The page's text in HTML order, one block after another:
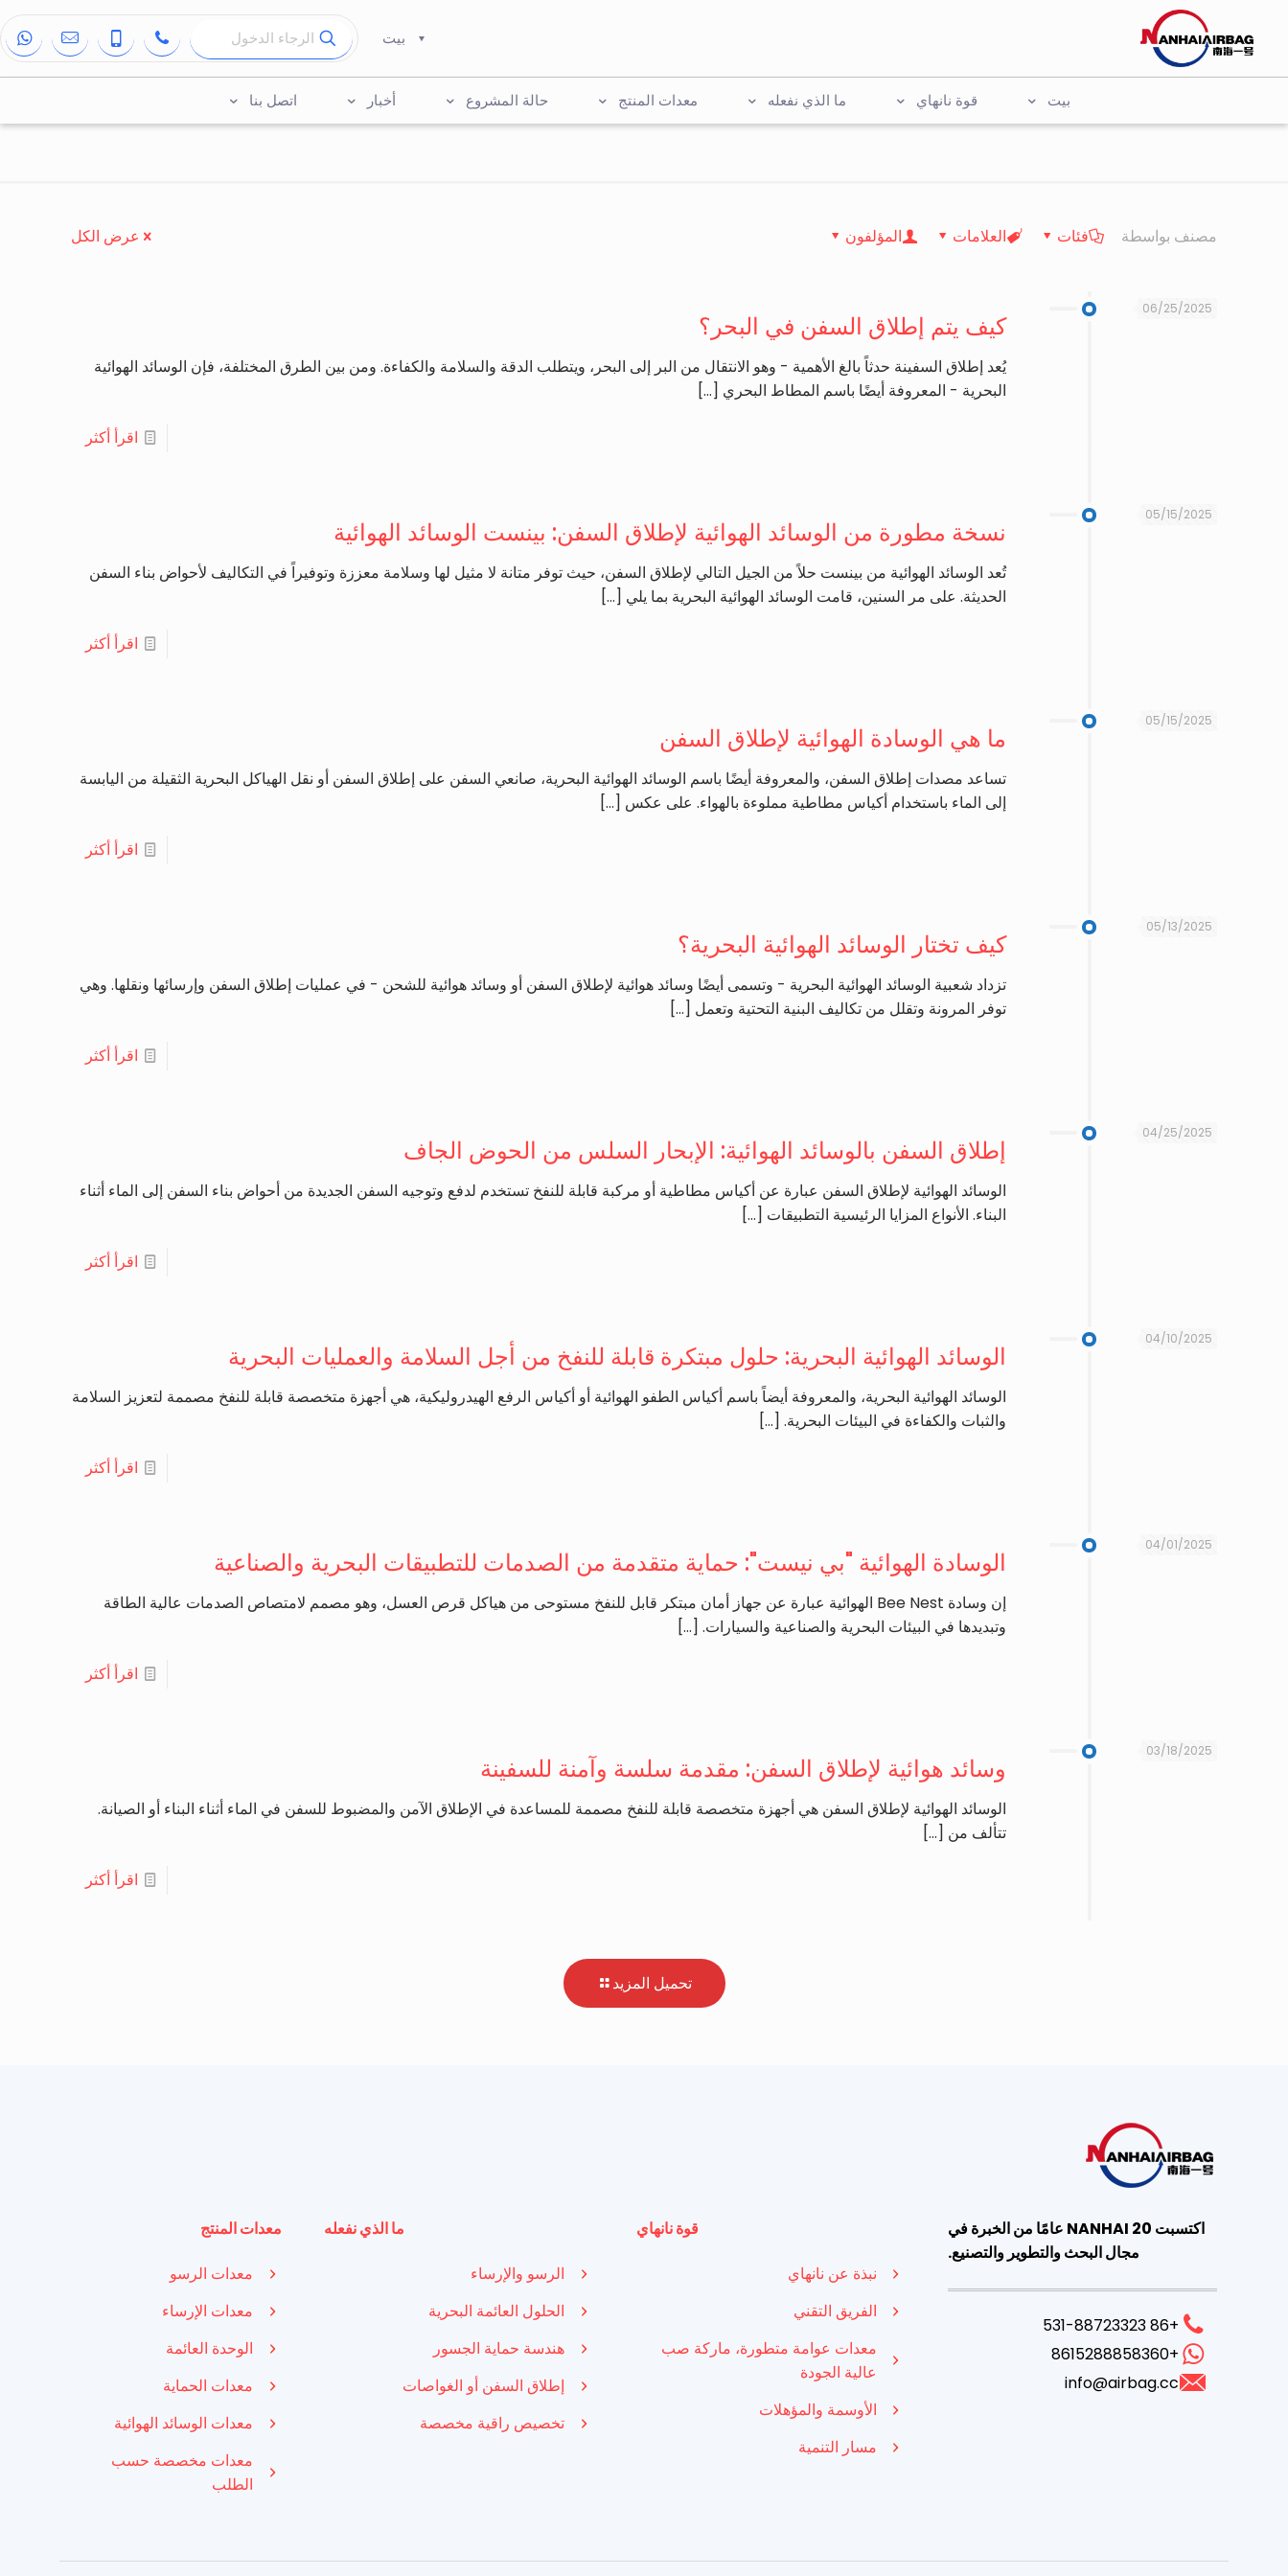
بيت
بيت قوة نانهاي ما الذي نفعله معدات المنتج حالة المشروع أخبار اتصل بنا
مصنف بواسطة فئات العلامات المؤلفون عرض الكل
06/25/2025
كيف يتم إطلاق السفن في البحر؟
يُعد إطلاق السفينة حدثاً بالغ الأهمية - وهو الانتقال من البر إلى البحر، ويتطلب الدقة والسلامة والكفاءة. ومن بين الطرق المختلفة، فإن الوسائد الهوائية
البحرية - المعروفة أيضًا باسم المطاط البحري […]
اقرأ أكثر
05/15/2025
نسخة مطورة من الوسائد الهوائية لإطلاق السفن: بينست الوسائد الهوائية
تُعد الوسائد الهوائية من بينست حلاً من الجيل التالي لإطلاق السفن، حيث توفر متانة لا مثيل لها وسلامة معززة وتوفيراً في التكاليف لأحواض بناء السفن
الحديثة. على مر السنين، قامت الوسائد الهوائية البحرية بما يلي […]
اقرأ أكثر
05/15/2025
ما هي الوسادة الهوائية لإطلاق السفن
تساعد مصدات إطلاق السفن، والمعروفة أيضًا باسم الوسائد الهوائية البحرية، صانعي السفن على إطلاق السفن أو نقل الهياكل البحرية الثقيلة من اليابسة
إلى الماء باستخدام أكياس مطاطية مملوءة بالهواء. على عكس […]
اقرأ أكثر
05/13/2025
كيف تختار الوسائد الهوائية البحرية؟
تزداد شعبية الوسائد الهوائية البحرية - وتسمى أيضًا وسائد هوائية لإطلاق السفن أو وسائد هوائية للشحن - في عمليات إطلاق السفن وإرسائها ونقلها. وهي
توفر المرونة وتقلل من تكاليف البنية التحتية وتعمل […]
اقرأ أكثر
04/25/2025
إطلاق السفن بالوسائد الهوائية: الإبحار السلس من الحوض الجاف
الوسائد الهوائية لإطلاق السفن عبارة عن أكياس مطاطية أو مركبة قابلة للنفخ تستخدم لدفع وتوجيه السفن الجديدة من أحواض بناء السفن إلى الماء أثناء
البناء. الأنواع المزايا الرئيسية التطبيقات […]
اقرأ أكثر
04/10/2025
الوسائد الهوائية البحرية: حلول مبتكرة قابلة للنفخ من أجل السلامة والعمليات البحرية
الوسائد الهوائية البحرية، والمعروفة أيضاً باسم أكياس الطفو الهوائية أو أكياس الرفع الهيدروليكية، هي أجهزة متخصصة قابلة للنفخ مصممة لتعزيز السلامة
والثبات والكفاءة في البيئات البحرية. […]
اقرأ أكثر
04/01/2025
الوسادة الهوائية "بي نيست": حماية متقدمة من الصدمات للتطبيقات البحرية والصناعية
إن وسادة Bee Nest الهوائية عبارة عن جهاز أمان مبتكر قابل للنفخ مستوحى من هياكل قرص العسل، وهو مصمم لامتصاص الصدمات عالية الطاقة
وتبديدها في البيئات البحرية والصناعية والسيارات. […]
اقرأ أكثر
03/18/2025
وسائد هوائية لإطلاق السفن: مقدمة سلسة وآمنة للسفينة
الوسائد الهوائية لإطلاق السفن هي أجهزة متخصصة قابلة للنفخ مصممة للمساعدة في الإطلاق الآمن والمضبوط للسفن في الماء أثناء البناء أو الصيانة.
تتألف من […]
اقرأ أكثر
تحميل المزيد
اكتسبت NANHAI 20 عامًا من الخبرة في
مجال البحث والتطوير والتصنيع.
+86 531-88723323
+8615288858360
info@airbag.cc
قوة نانهاي
نبذة عن نانهاي
الفريق التقني
معدات عوامة متطورة، ماركة صب
عالية الجودة
الأوسمة والمؤهلات
مسار التنمية
ما الذي نفعله
الرسو والإرساء
الحلول العائمة البحرية
هندسة حماية الجسور
إطلاق السفن أو الغواصات
تخصيص راقية مخصصة
معدات المنتج
معدات الرسو
معدات الإرساء
الوحدة العائمة
معدات الحماية
معدات الوسائد الهوائية
معدات مخصصة حسب
الطلب